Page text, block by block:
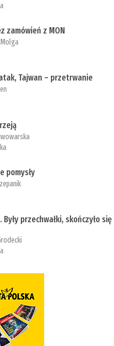
zamówień z MON
Tajwan – przetrwanie
pomysły
Były przechwałki, skończyło się